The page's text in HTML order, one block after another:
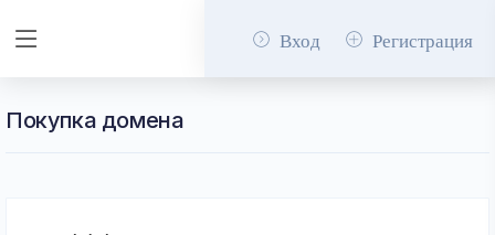
Вход Регистрация
Покупка домена